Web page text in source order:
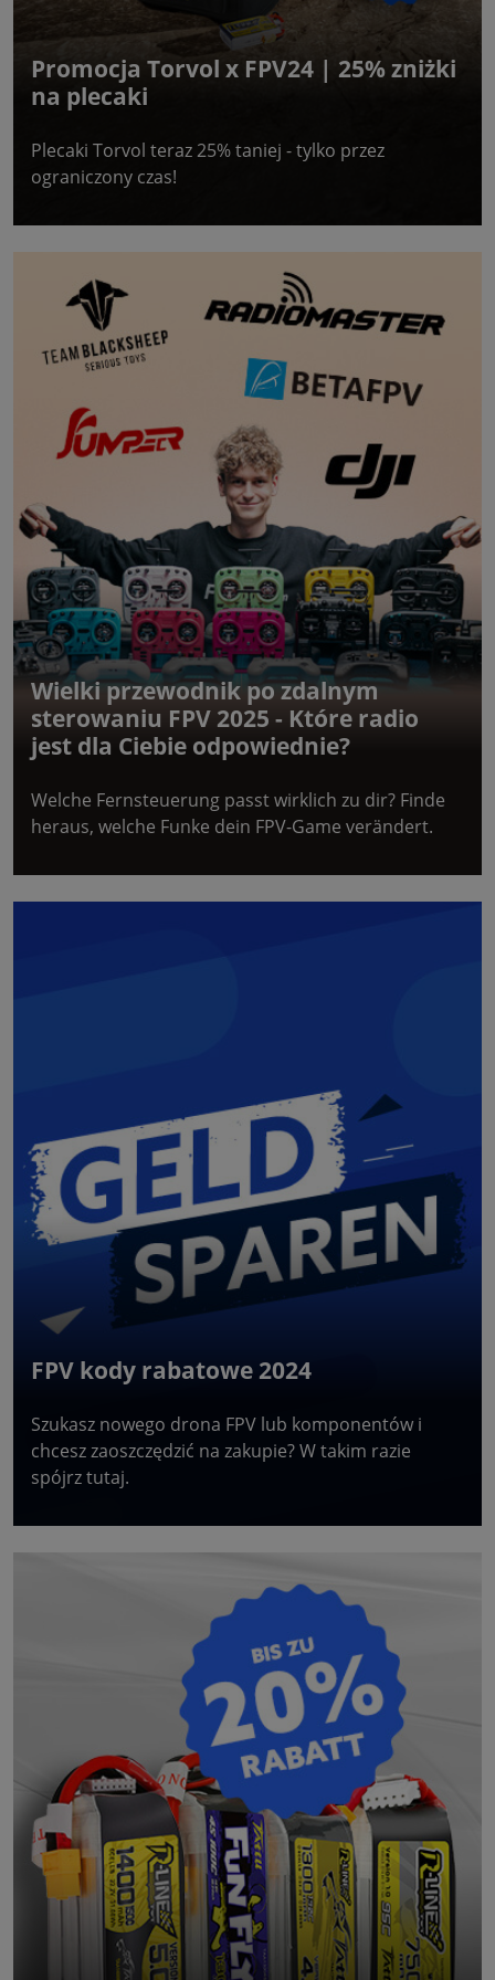
Promocja Torvol x FPV24 | 25% zniżki
na plecaki
Plecaki Torvol teraz 25% taniej - tylko przez
ograniczony czas!
Wielki przewodnik po zdalnym
sterowaniu FPV 2025 - Które radio
jest dla Ciebie odpowiednie?
Welche Fernsteuerung passt wirklich zu dir? Finde
heraus, welche Funke dein FPV-Game verändert.
FPV kody rabatowe 2024
Szukasz nowego drona FPV lub komponentów i
chcesz zaoszczędzić na zakupie? W takim razie
spójrz tutaj.